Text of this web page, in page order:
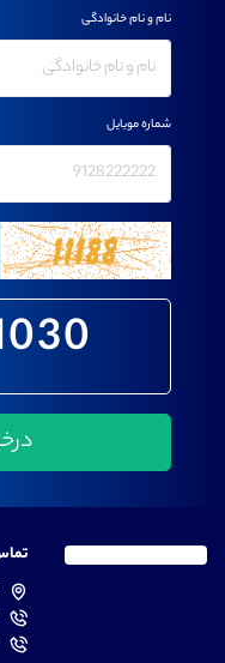
نام و نام خانوادگی
شماره موبایل